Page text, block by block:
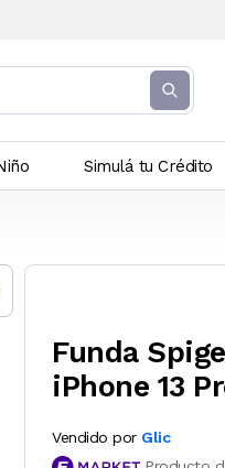
Simulá tu Crédito
Funda
iPhone 13
Vendido por Glic